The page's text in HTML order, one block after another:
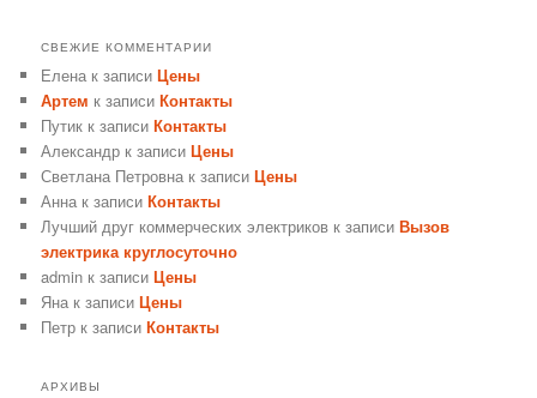
СВЕЖИЕ КОММЕНТАРИИ
Елена к записиЦены
Артем к записиКонтакты
Путик к записиКонтакты
Александр к записиЦены
Светлана Петровна к записиЦены
Анна к записиКонтакты
Лучший друг коммерческих электриков к записиВызов
электрика круглосуточно
admin к записиЦены
Яна к записиЦены
Петр к записиКонтакты
АРХИВЫ